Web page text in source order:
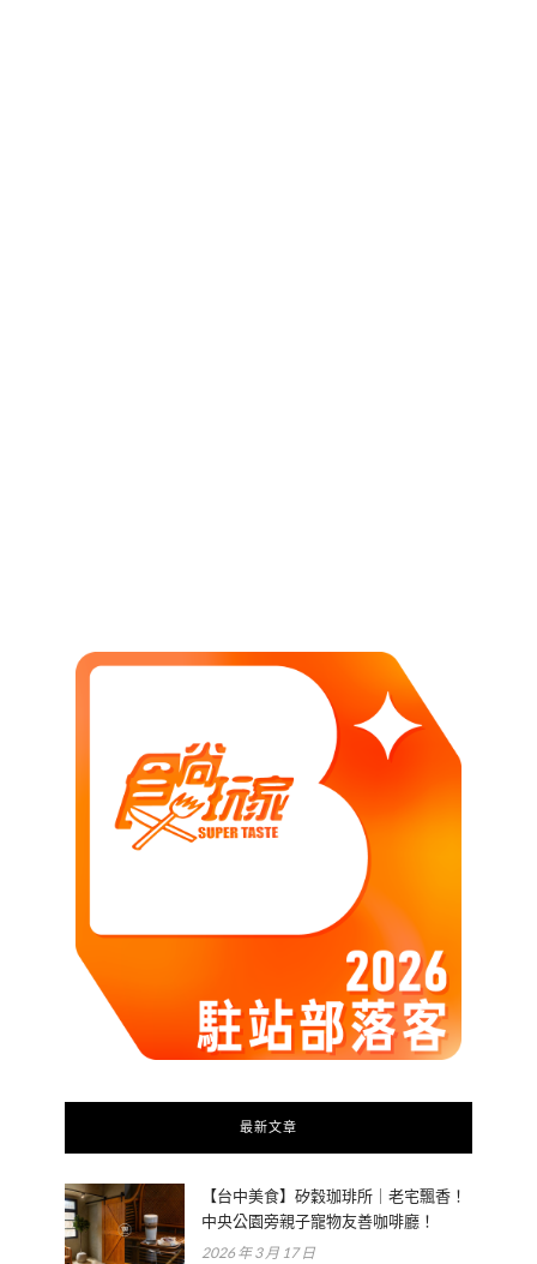
最新文章
【台中美食】矽穀珈琲所｜老宅飄香！
中央公園旁親子寵物友善咖啡廳！
2026 年 3 月 17 日